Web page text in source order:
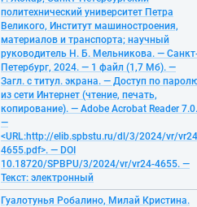
политехнический университет Петра
Великого, Институт машиностроения,
материалов и транспорта; научный
руководитель Н. Б. Мельникова. —
Петербург, 2024. — 1 файл (1,7 Мб). —
Загл. с титул. экрана. — Доступ по
из сети Интернет (чтение, печать,
копирование). — Adobe Acrobat Reader 7.0.
—
<URL:http://elib.spbstu.ru/dl/3/2024/vr/
4655.pdf>. — DOI
10.18720/SPBPU/3/2024/vr/vr24-4655. —
Текст: электронный
Гуалотунья Робалино, Милай Кристина.